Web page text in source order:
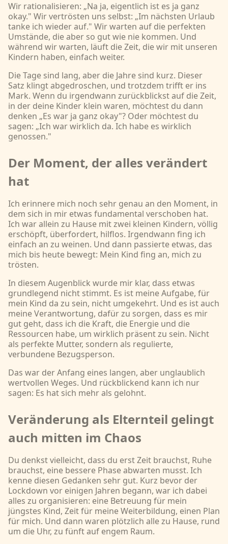
Wir rationalisieren: „Na ja, eigentlich ist es ja ganz
okay." Wir vertrösten uns selbst: „Im nächsten Urlaub
tanke ich wieder auf." Wir warten auf die perfekten
Umstände, die aber so gut wie nie kommen. Und
während wir warten, läuft die Zeit, die wir mit unseren
Kindern haben, einfach weiter.
Die Tage sind lang, aber die Jahre sind kurz. Dieser
Satz klingt abgedroschen, und trotzdem trifft er ins
Mark. Wenn du irgendwann zurückblickst auf die Zeit,
in der deine Kinder klein waren, möchtest du dann
denken „Es war ja ganz okay"? Oder möchtest du
sagen: „Ich war wirklich da. Ich habe es wirklich
genossen."
Der Moment, der alles verändert
hat
Ich erinnere mich noch sehr genau an den Moment, in
dem sich in mir etwas fundamental verschoben hat.
Ich war allein zu Hause mit zwei kleinen Kindern, völlig
erschöpft, überfordert, hilflos. Irgendwann fing ich
einfach an zu weinen. Und dann passierte etwas, das
mich bis heute bewegt: Mein Kind fing an, mich zu
trösten.
In diesem Augenblick wurde mir klar, dass etwas
grundlegend nicht stimmt. Es ist meine Aufgabe, für
mein Kind da zu sein, nicht umgekehrt. Und es ist auch
meine Verantwortung, dafür zu sorgen, dass es mir
gut geht, dass ich die Kraft, die Energie und die
Ressourcen habe, um wirklich präsent zu sein. Nicht
als perfekte Mutter, sondern als regulierte,
verbundene Bezugsperson.
Das war der Anfang eines langen, aber unglaublich
wertvollen Weges. Und rückblickend kann ich nur
sagen: Es hat sich mehr als gelohnt.
Veränderung als Elternteil gelingt
auch mitten im Chaos
Du denkst vielleicht, dass du erst Zeit brauchst, Ruhe
brauchst, eine bessere Phase abwarten musst. Ich
kenne diesen Gedanken sehr gut. Kurz bevor der
Lockdown vor einigen Jahren begann, war ich dabei
alles zu organisieren: eine Betreuung für mein
jüngstes Kind, Zeit für meine Weiterbildung, einen Plan
für mich. Und dann waren plötzlich alle zu Hause, rund
um die Uhr, zu fünft auf engem Raum.